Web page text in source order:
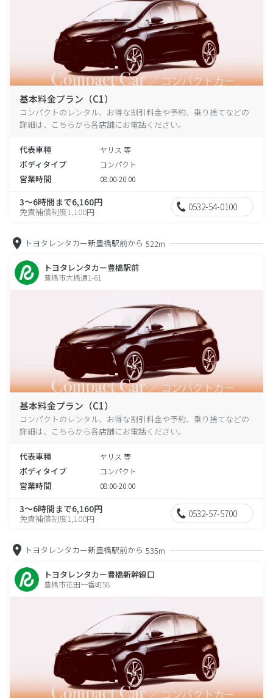
基本料金プラン（C1）
コンパクトのレンタル、お得な割引料金や予約、乗り捨てなどの
詳細は、こちらから各店舗にお電話ください。
代表車種 ヤリス 等
ボディタイプ コンパクト
営業時間 08:00-20:00
3～6時間まで6,160円
免責補償制度1,100円 0532-54-0100
トヨタレンタカー新豊橋駅前から 522m
トヨタレンタカー豊橋駅前
豊橋市大橋通1-61
基本料金プラン（C1）
コンパクトのレンタル、お得な割引料金や予約、乗り捨てなどの
詳細は、こちらから各店舗にお電話ください。
代表車種 ヤリス 等
ボディタイプ コンパクト
営業時間 08:00-20:00
3～6時間まで6,160円
免責補償制度1,100円 0532-57-5700
トヨタレンタカー新豊橋駅前から 535m
トヨタレンタカー豊橋新幹線口
豊橋市花田一番町58